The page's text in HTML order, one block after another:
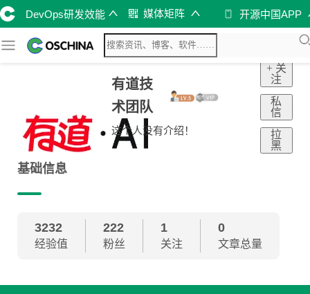
DevOps研发效能 媒体矩阵 开源中国APP
有道技
术团队
这个人没有介绍！
+ 关
注
私
信
拉
黑
基础信息
3232
经验值
222
粉丝
1
关注
0
文章总量